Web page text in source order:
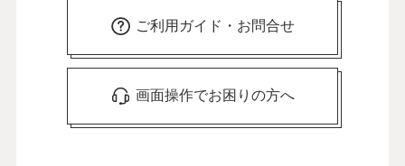
ご利用ガイド・お問合せ
画面操作でお困りの方へ